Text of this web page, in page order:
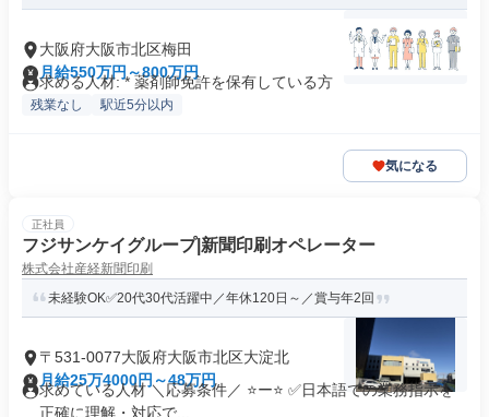
大阪府大阪市北区梅田
月給550万円～800万円
求める人材: * 薬剤師免許を保有している方
残業なし 駅近5分以内
気になる
正社員
フジサンケイグループ|新聞印刷オペレーター
株式会社産経新聞印刷
未経験OK✅20代30代活躍中／年休120日～／賞与年2回
〒531-0077大阪府大阪市北区大淀北
月給25万4000円～48万円
求めている人材 ＼応募条件／ ⭐ー⭐ ✅日本語での業務指示を
正確に理解・対応で...